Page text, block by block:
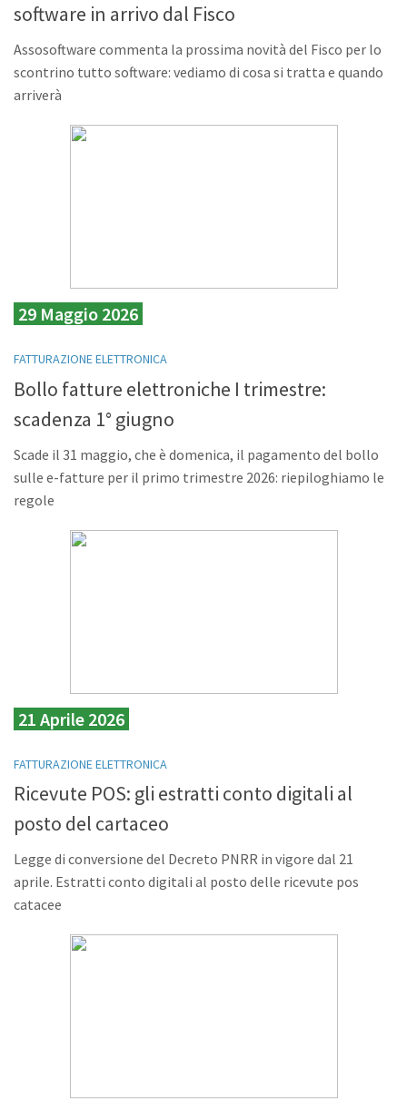
software in arrivo dal Fisco
Assosoftware commenta la prossima novità del Fisco per lo
scontrino tutto software: vediamo di cosa si tratta e quando
arriverà
29 Maggio 2026
FATTURAZIONE ELETTRONICA
Bollo fatture elettroniche I trimestre:
scadenza 1° giugno
Scade il 31 maggio, che è domenica, il pagamento del bollo
sulle e-fatture per il primo trimestre 2026: riepiloghiamo le
regole
21 Aprile 2026
FATTURAZIONE ELETTRONICA
Ricevute POS: gli estratti conto digitali al
posto del cartaceo
Legge di conversione del Decreto PNRR in vigore dal 21
aprile. Estratti conto digitali al posto delle ricevute pos
catacee